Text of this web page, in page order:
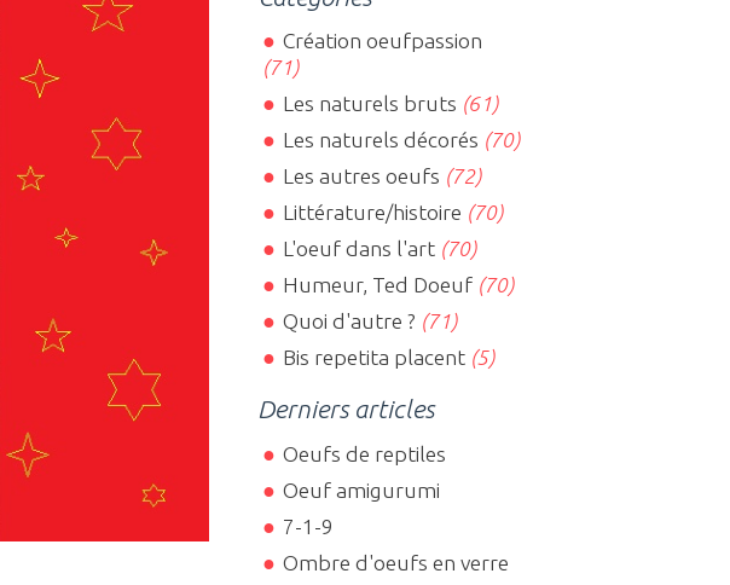
Création oeufpassion
(71)
Les naturels bruts (61)
Les naturels décorés (70)
Les autres oeufs (72)
Littérature/histoire (70)
L'oeuf dans l'art(70)
Humeur, Ted Doeuf(70)
Quoi d'autre ? (71)
Bis repetita placent(5)
Derniers articles
Oeufs de reptiles
Oeuf amigurumi
7-1-9
Ombre d'oeufs en verre